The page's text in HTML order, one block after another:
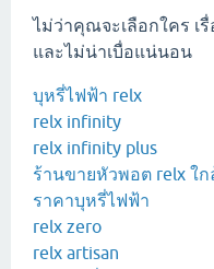
ไม่ว่าคุณจะเลือกใคร เ
และไม่น่าเบื่อแน่นอน
บุหรี่ไฟฟ้า relx
relx infinity
relx infinity plus
ร้านขายหัวพอต relx ใ
ราคาบุหรี่ไฟฟ้า
relx zero
relx artisan